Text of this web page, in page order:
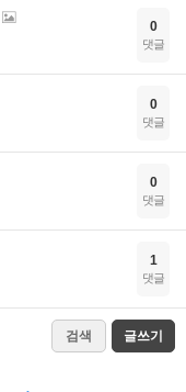
0
댓글
0
댓글
0
댓글
1
댓글
검색 글쓰기